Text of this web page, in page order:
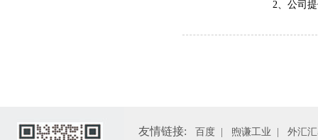
2、公司
友情链接: 百度 煦谦工业 外汇